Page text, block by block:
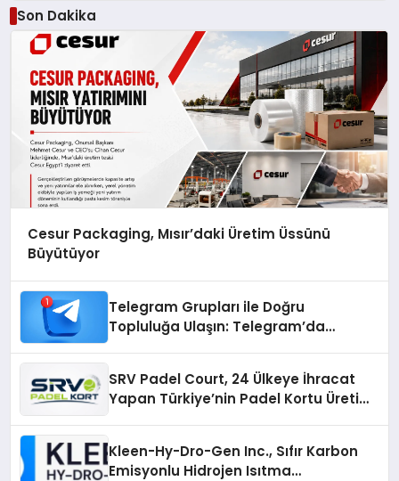
Son Dakika
Cesur Packaging, Mısır’daki Üretim Üssünü
Büyütüyor
Telegram Grupları ile Doğru
Topluluğa Ulaşın: Telegram’da
SRV Padel Court, 24 Ülkeye İhracat
Yapan Türkiye’nin Padel Kortu Üretim
Kleen-Hy-Dro-Gen Inc., Sıfır Karbon
Emisyonlu Hidrojen Isıtma